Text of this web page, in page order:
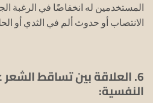
المستخدمين له انخفاضًا في الرغبة
الانتصاب أو حدوث ألم في الثدي أو
6. العلاقة بين تساقط
النفسية: